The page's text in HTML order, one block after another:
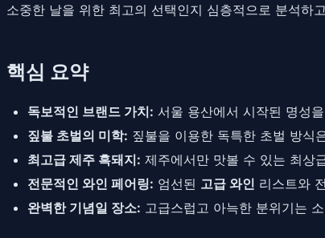
소중한 날을 위한 최고의 선택인지 심층적으로 분석하
핵심 요약
독보적인 브랜드 가치: 서울 용산에서 시작된 명성
짚불 초벌의 미학: 짚불을 이용한 독특한 초벌 방식
최고급 제주 흑돼지: 제주에서만 맛볼 수 있는 최상
전문적인 와인 페어링: 엄선된 고급 와인 리스트와
완벽한 기념일 장소: 고급스럽고 아늑한 분위기는